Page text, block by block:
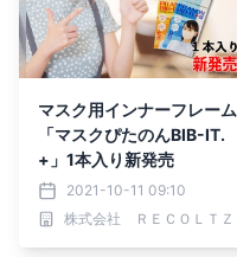
マスク用インナーフレーム
「マスクぴたのんBIB-IT.
+」1本入り新発売
2021-10-11 09:10
株式会社 ＲＥＣＯＬＴＺ